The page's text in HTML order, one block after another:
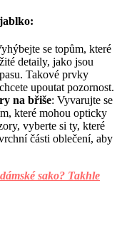
se topům, které
detaily, jako jsou
Takové prvky
upoutat pozornost.
na břiše: Vyvarujte se
které mohou opticky
vyberte si ty, které
části oblečení, aby
sako? Takhle